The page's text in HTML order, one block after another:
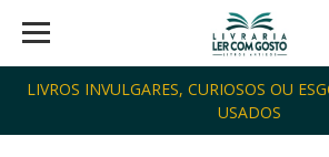
LIVROS INVULGARES, CURIOSOS OU
USADOS